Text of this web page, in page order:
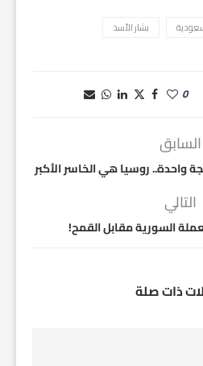
بشار الأسد
0
السابق
واحدة.. روسيا هي الخاسر الأكبر
التالي
السورية مقابل القمح!
ذات صلة